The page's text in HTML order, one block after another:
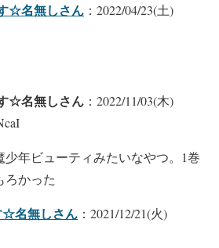
☆名無しさん ：2022/04/23(土)
☆名無しさん ：2022/11/03(木)
年ビューティみたいなやつ。1巻
ろかった
☆名無しさん ：2021/12/21(火)